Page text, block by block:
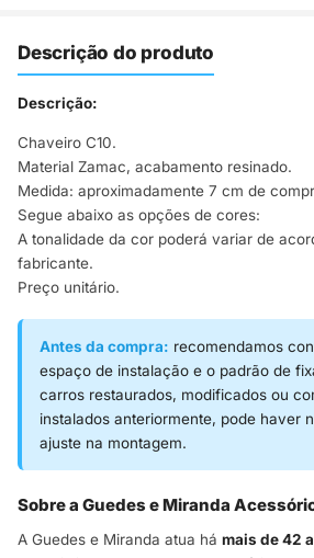
Descrição do produto
Descrição:
Chaveiro C10.
Material Zamac, acabamento resinado.
Medida: aproximadamente 7 cm de
Segue abaixo as opções de cores:
A tonalidade da cor poderá variar de
fabricante.
Preço unitário.
Antes da compra: recomendamos
espaço de instalação e o padrão de
carros restaurados, modificados ou
instalados anteriormente, pode haver
ajuste na montagem.
Sobre a Guedes e Miranda
A Guedes e Miranda atua há mais de 42